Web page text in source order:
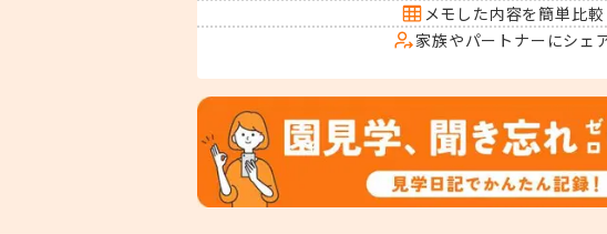
メモした内容を簡単比較
家族やパートナーにシェ